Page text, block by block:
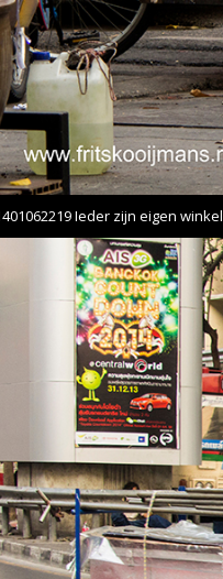
Ieder zijn eigen winkel